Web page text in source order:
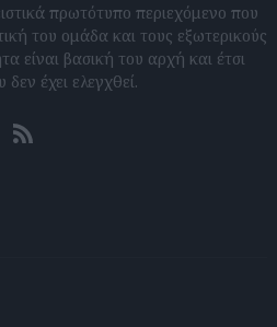
πρωτότυπο περιεχόμενο που
του ομάδα και τους εξωτερικούς
είναι βασική του αρχή και έτσι
έχει ελεγχθεί.
RSS feeds